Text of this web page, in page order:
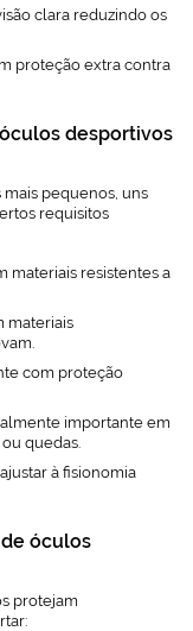
clara reduzindo os
proteção extra contra
desportivos
pequenos, uns
requisitos
materiais resistentes a
materiais
com proteção
importante em
quedas.
à fisionomia
óculos
protejam